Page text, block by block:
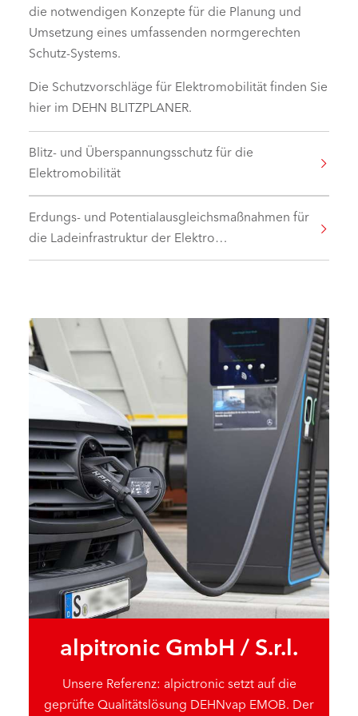
die notwendigen Konzepte für die Planung und
Umsetzung eines umfassenden normgerechten
Schutz-Systems.
Die Schutzvorschläge für Elektromobilität finden Sie
hier im DEHN BLITZPLANER.
Blitz- und Überspannungsschutz für die
Elektromobilität
Erdungs- und Potentialausgleichsmaßnahmen für
die Ladeinfrastruktur der Elektro…
alpitronic GmbH / S.r.l.
Unsere Referenz: alpictronic setzt auf die
geprüfte Qualitätslösung DEHNvap EMOB. Der